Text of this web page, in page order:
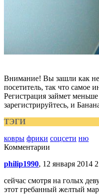
Внимание! Вы зашли как не
посетитель, так что самое
Регистрация займет
зарегистрируйтесь, и
ТЭГИ
ковры фрики соцсети ню
Комментарии
philip1990, 12 января 2014
сейчас смотря на голых
этот гребанный желтый